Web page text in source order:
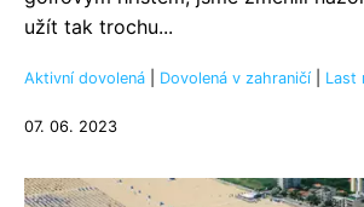
užít tak trochu...
Aktivní dovolená Dovolená v zahraničí Last
07. 06. 2023